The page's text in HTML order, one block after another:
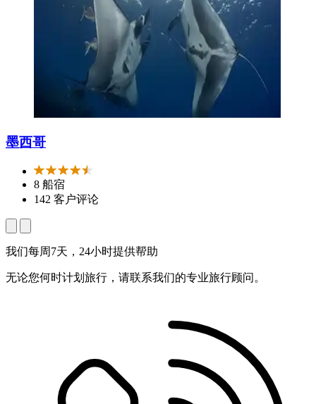
墨西哥
8 船宿
142 客户评论
我们每周7天，24小时提供帮助
无论您何时计划旅行，请联系我们的专业旅行顾问。